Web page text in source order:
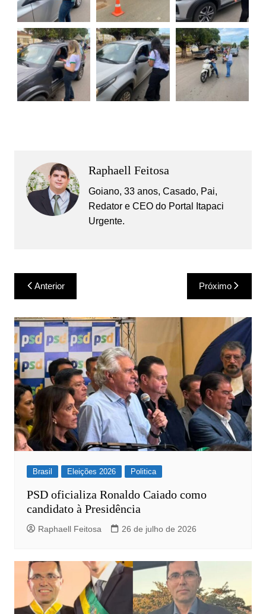
Raphaell Feitosa
Goiano, 33 anos, Casado, Pai,
Redator e CEO do Portal Itapaci
Urgente.
Navegação
de
Post
Anterior Próximo
Brasil Eleições 2026 Politica
PSD oficializa Ronaldo Caiado como
candidato à Presidência
Raphaell Feitosa 26 de julho de 2026